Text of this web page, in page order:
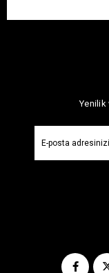
Yenilik